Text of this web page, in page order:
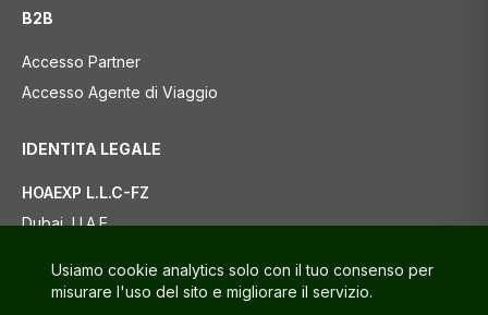
Usiamo cookie analytics solo con il tuo consenso per
misurare l'uso del sito e migliorare il servizio.
B2B
Accesso Partner
Accesso Agente di Viaggio
IDENTITA LEGALE
HOAEXP L.L.C-FZ
Dubai, U.A.E.
Nad Al Sheba, Dubai, U.A.E.